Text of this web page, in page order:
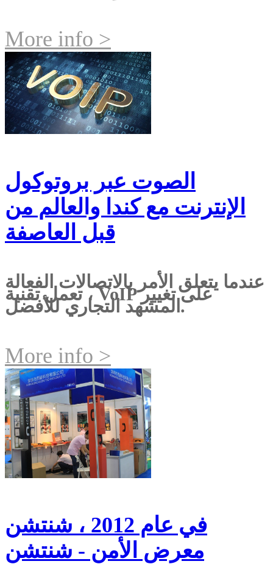
More info >
الصوت عبر بروتوكول
الإنترنت مع كندا والعالم من
قبل العاصفة
عندما يتعلق الأمر بالاتصالات الفعالة
، تعمل تقنية VoIP على تغيير
المشهد التجاري للأفضل.
More info >
في عام 2012 ، شنتشن
معرض الأمن - شنتشن